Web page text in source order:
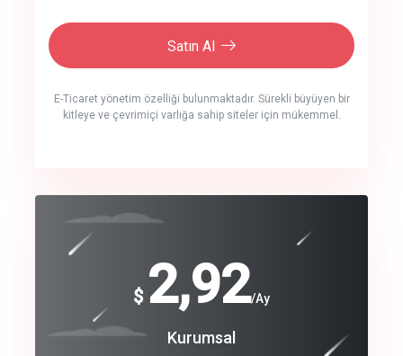
Satın Al
E-Ticaret yönetim özelliği bulunmaktadır. Sürekli büyüyen bir
kitleye ve çevrimiçi varlığa sahip siteler için mükemmel.
crm auto cync
track energy costs
$ 2,92/Ay
Kurumsal
$
240
Coroprate